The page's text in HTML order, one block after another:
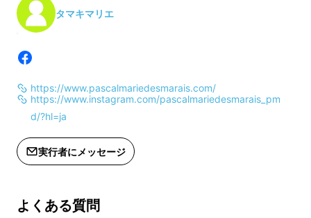
しかも、この廃材は
ばかりで、中古品でもありません
タマキマリエ
https://www.pascalmariedesmarais.com/
https://www.instagram.com/pascalmariedesmarais_pm
d/?hl=ja
実行者にメッセージ
よくある質問